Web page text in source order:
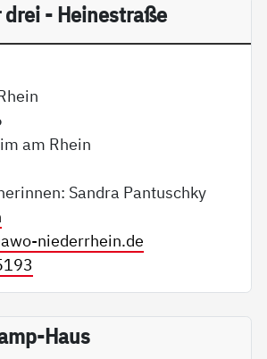
drei - Heinestraße
am Rhein
Sandra Pantuschky
awo-niederrhein.de
Haus